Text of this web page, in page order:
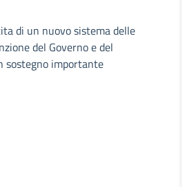
di un nuovo sistema delle
del Governo e del
sostegno importante